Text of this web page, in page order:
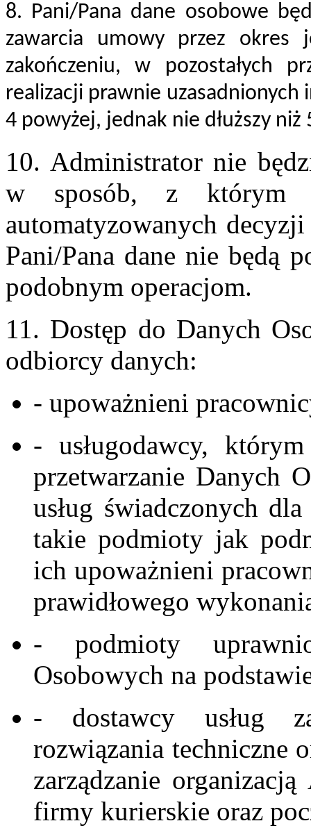
8. Pani/Pana dane osobowe
zawarcia umowy przez
zakończeniu, w pozostałych
realizacji prawnie
4 powyżej, jednak nie dłuższy niż
10. Administrator nie
w sposób, z którym
automatyzowanych
Pani/Pana dane nie będą
podobnym operacjom.
11. Dostęp do Danych
odbiorcy danych:
- upoważnieni
- usługodawcy,
przetwarzanie Danych
usług świadczonych
takie podmioty jak
ich upoważnieni
prawidłowego
- podmioty
Osobowych na
- dostawcy usług
rozwiązania techniczne
zarządzanie
firmy kurierskie oraz